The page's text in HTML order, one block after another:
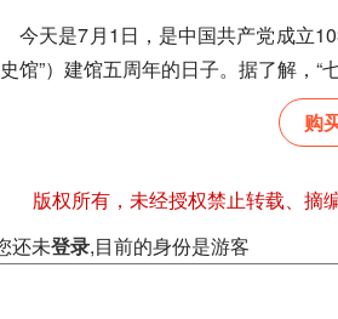
天是7月1日，是中国共产党成立
馆”）建馆五周年的日子。据了解，“
购
版权所有，未经授权禁止转载、摘
还未登录,目前的身份是游客